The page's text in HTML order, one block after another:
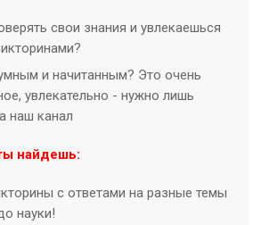
свои знания и увлекаешься
и начитанным? Это очень
увлекательно - нужно лишь
наш канал
найдешь:
с ответами на разные темы
науки!